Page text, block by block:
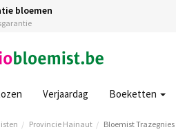
bloemen
Verjaardag Boeketten
Provincie Hainaut Bloemist Trazegnies